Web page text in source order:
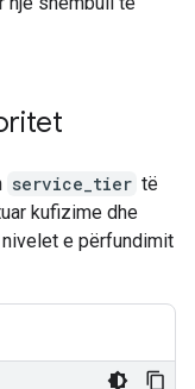
service_tier të
kufizime dhe
e përfundimit